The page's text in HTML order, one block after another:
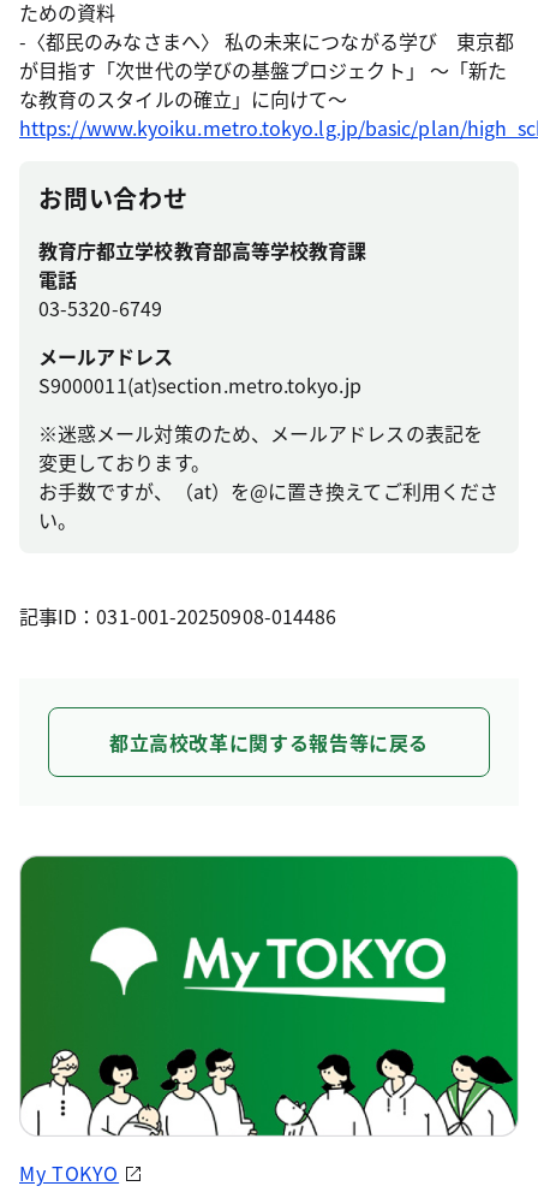
ための資料
-〈都民のみなさまへ〉 私の未来につながる学び 東京都
が目指す「次世代の学びの基盤プロジェクト」 ～「新た
な教育のスタイルの確立」に向けて～
https://www.kyoiku.metro.tokyo.lg.jp/basic/plan/
お問い合わせ
教育庁都立学校教育部高等学校教育課
電話
03-5320-6749
メールアドレス
S9000011(at)section.metro.tokyo.jp
※迷惑メール対策のため、メールアドレスの表記を
変更しております。
お手数ですが、（at）を@に置き換えてご利用くださ
い。
記事ID：031-001-20250908-014486
都立高校改革に関する報告等に戻る
My TOKYO